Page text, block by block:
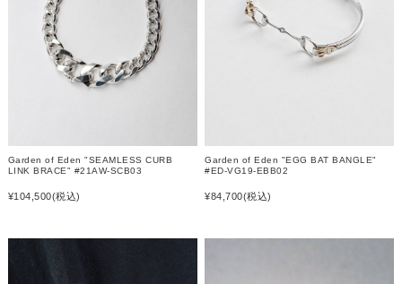
Garden of Eden "SEAMLESS CURB
LINK BRACE" #21AW-SCB03
¥104,500(税込)
Garden of Eden "EGG BAT BANGLE"
#ED-VG19-EBB02
¥84,700(税込)